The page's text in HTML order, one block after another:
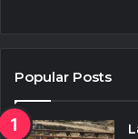
Popular Posts